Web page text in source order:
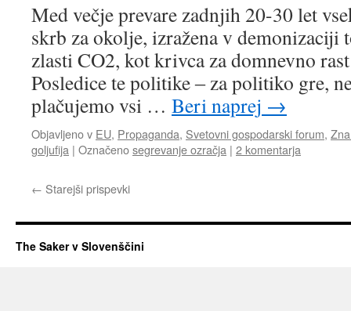
Med večje prevare zadnjih 20-30 let
skrb za okolje, izražena v
zlasti CO2, kot krivca za domnevno
Posledice te politike ‒ za politiko gre,
plačujemo vsi … Beri naprej →
Objavljeno v EU, Propaganda, Svetovni gospodarski forum,
goljufija | Označenosegrevanje ozračja | 2 komentarja
← Starejši prispevki
The Saker v Slovenščini